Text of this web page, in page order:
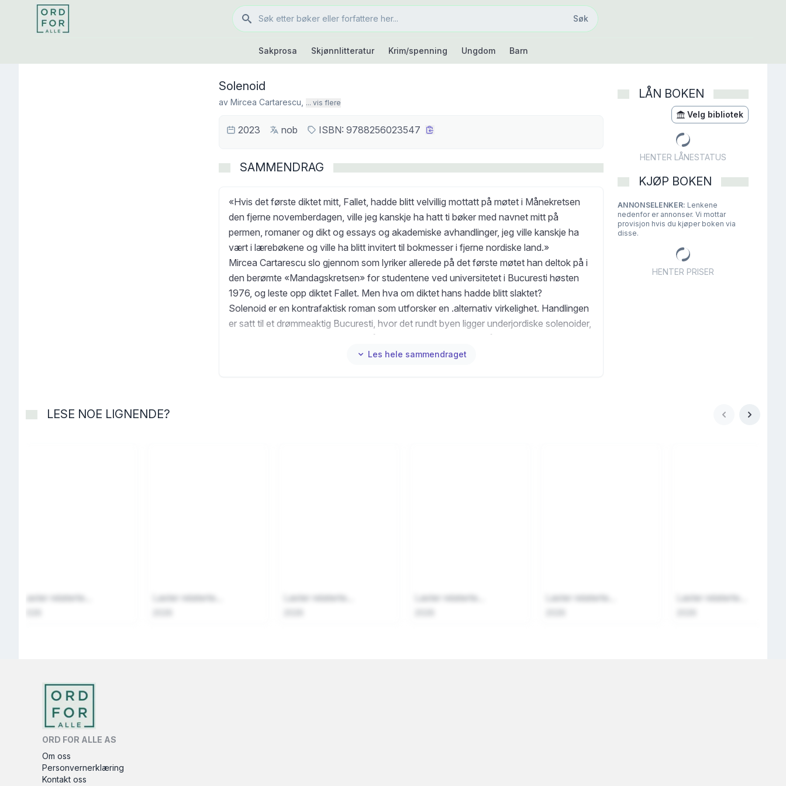
Søk
Søk
Sakprosa Skjønnlitteratur Krim/spenning Ungdom Barn
Solenoid
av Mircea Cartarescu ... vis flere
2023 nob ISBN: 9788256023547
SAMMENDRAG
«Hvis det første diktet mitt, Fallet, hadde blitt velvillig mottatt på møtet i Månekretsen
den fjerne novemberdagen, ville jeg kanskje ha hatt ti bøker med navnet mitt på
permen, romaner og dikt og essays og akademiske avhandlinger, jeg ville kanskje ha
vært i lærebøkene og ville ha blitt invitert til bokmesser i fjerne nordiske land.»
Mircea Cartarescu slo gjennom som lyriker allerede på det første møtet han deltok på i
den berømte «Mandagskretsen» for studentene ved universitetet i Bucuresti høsten
1976, og leste opp diktet Fallet. Men hva om diktet hans hadde blitt slaktet?
Solenoid er en kontrafaktisk roman som utforsker en .alternativ virkelighet. Handlingen
er satt til et drømmeaktig Bucuresti, hvor det rundt byen ligger underjordiske solenoider,
formet som et manuskript av en som ikke ble forfatter. Hovedpersonen, som
Les hele sammendraget
LÅN BOKEN
Velg bibliotek
HENTER LÅNESTATUS
KJØP BOKEN
ANNONSELENKER: Lenkene
nedenfor er annonser. Vi mottar
provisjon hvis du kjøper boken via
disse.
HENTER PRISER
LESE NOE LIGNENDE?
Laster relaterte... Laster relaterte... Laster relaterte... Laster relaterte... Laster relaterte... Laster relaterte...
ORD FOR ALLE AS
Om oss
Personvernerklæring
Kontakt oss